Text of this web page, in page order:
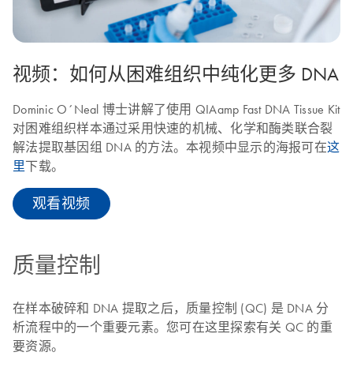
视频：如何从困难组织中纯化更多 DNA
Dominic O´Neal 博士讲解了使用 QIAamp Fast DNA Tissue Kit
对困难组织样本通过采用快速的机械、化学和酶类联合裂
解法提取基因组 DNA 的方法。本视频中显示的海报可在这
里下载。
观看视频
质量控制
在样本破碎和 DNA 提取之后，质量控制 (QC) 是 DNA 分
析流程中的一个重要元素。您可在这里探索有关 QC 的重
要资源。